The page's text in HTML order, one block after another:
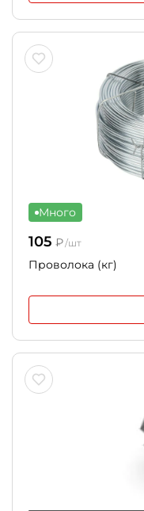
Много
105 ₽/шт
Проволока (кг)